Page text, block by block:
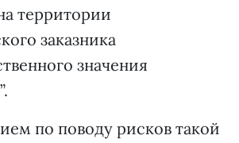
территории
заказника
значения
по поводу рисков такой